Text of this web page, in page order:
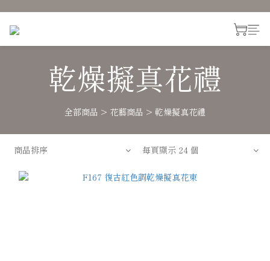
乾燥擬真花禮
全部商品 > 花藝商品 > 乾燥擬真花禮
商品排序 每頁顯示 24 個